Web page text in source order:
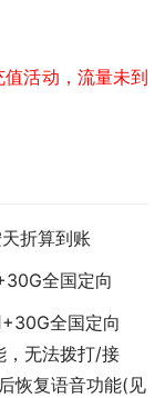
活动，流量未到
折算到账
全国定向
全国定向
，无法拨打/接
恢复语音功能(见